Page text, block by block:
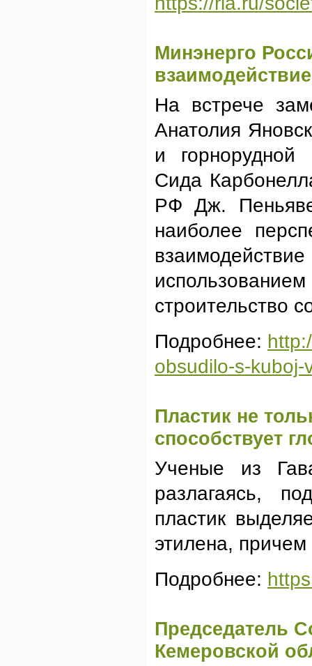
Минэнерго
На встрече
Анатолия
и
Сида
РФ Дж.
наиболее
строительство
Подробнее:
obsudilo-s-
Пластик не
способствует
Ученые из
разлагаясь,
пластик
этилена,
Подробнее:
Председатель
Кемеровской